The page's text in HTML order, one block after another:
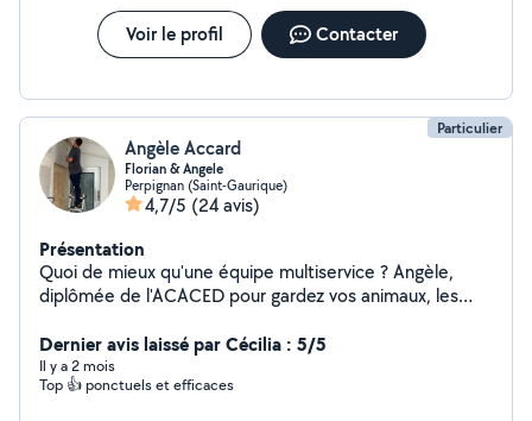
Voir le profil Contacter
Particulier
Angèle Accard
Florian & Angele
Perpignan (Saint-Gaurique)
4,7/5 (24 avis)
Présentation
Quoi de mieux qu'une équipe multiservice ? Angèle,
diplômée de l'ACACED pour gardez vos animaux, les
agent d'entretien. Pour une prestation régulière ou
occasionnelle n'hésitez plus ! 4 ans d'expérience dans le
domaine de l'entretien, efficace et chaleureuse je suis
Dernier avis laissé par Cécilia : 5/5
Il y a 2 mois
Top 👍 ponctuels et efficaces